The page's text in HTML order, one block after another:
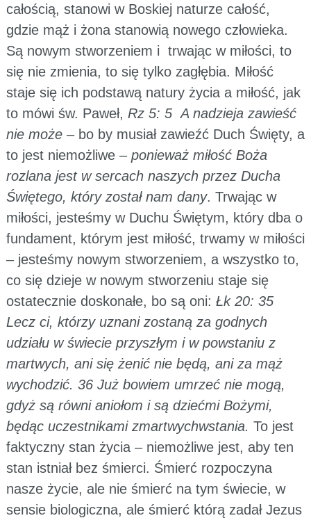
całością, stanowi w Boskiej naturze całość,
gdzie mąż i żona stanowią nowego człowieka.
Są nowym stworzeniem i trwając w miłości, to
się nie zmienia, to się tylko zagłębia. Miłość
staje się ich podstawą natury życia a miłość, jak
to mówi św. Paweł, Rz 5: 5 A nadzieja zawieść
nie może– bo by musiał zawieźć Duch Święty, a
to jest niemożliwe – ponieważ miłość Boża
rozlana jest w sercach naszych przez Ducha
Świętego, który został nam dany. Trwając w
miłości, jesteśmy w Duchu Świętym, który dba o
fundament, którym jest miłość, trwamy w miłości
– jesteśmy nowym stworzeniem, a wszystko to,
co się dzieje w nowym stworzeniu staje się
ostatecznie doskonałe, bo są oni: Łk 20: 35
Lecz ci, którzy uznani zostaną za godnych
udziału w świecie przyszłym i w powstaniu z
martwych, ani się żenić nie będą, ani za mąż
wychodzić. 36 Już bowiem umrzeć nie mogą,
gdyż są równi aniołom i są dziećmi Bożymi,
będąc uczestnikami zmartwychwstania. To jest
faktyczny stan życia – niemożliwe jest, aby ten
stan istniał bez śmierci. Śmierć rozpoczyna
nasze życie, ale nie śmierć na tym świecie, w
sensie biologiczna, ale śmierć którą zadał Jezus